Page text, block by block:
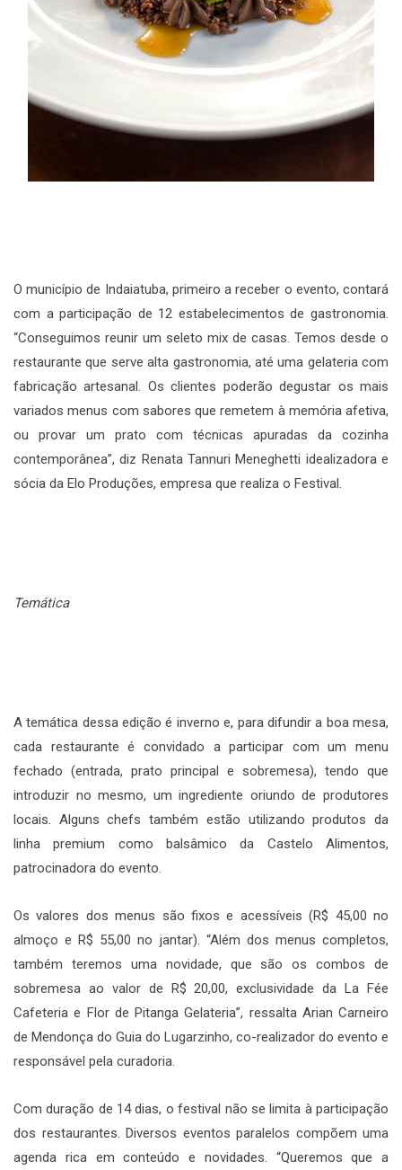
O município de Indaiatuba, primeiro a receber o evento, contará
com a participação de 12 estabelecimentos de gastronomia.
“Conseguimos reunir um seleto mix de casas. Temos desde o
restaurante que serve alta gastronomia, até uma gelateria com
fabricação artesanal. Os clientes poderão degustar os mais
variados menus com sabores que remetem à memória afetiva,
ou provar um prato com técnicas apuradas da cozinha
contemporânea”, diz Renata Tannuri Meneghetti idealizadora e
sócia da Elo Produções, empresa que realiza o Festival.
Temática
A temática dessa edição é inverno e, para difundir a boa mesa,
cada restaurante é convidado a participar com um menu
fechado (entrada, prato principal e sobremesa), tendo que
introduzir no mesmo, um ingrediente oriundo de produtores
locais. Alguns chefs também estão utilizando produtos da
linha premium como balsâmico da Castelo Alimentos,
patrocinadora do evento.
Os valores dos menus são fixos e acessíveis (R$ 45,00 no
almoço e R$ 55,00 no jantar). “Além dos menus completos,
também teremos uma novidade, que são os combos de
sobremesa ao valor de R$ 20,00, exclusividade da La Fée
Cafeteria e Flor de Pitanga Gelateria”, ressalta Arian Carneiro
de Mendonça do Guia do Lugarzinho, co-realizador do evento e
responsável pela curadoria.
Com duração de 14 dias, o festival não se limita à participação
dos restaurantes. Diversos eventos paralelos compõem uma
agenda rica em conteúdo e novidades. “Queremos que a